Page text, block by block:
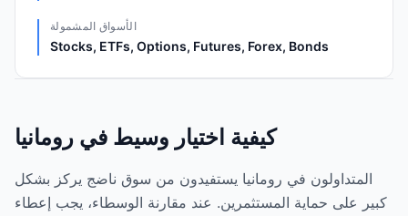
الأسواق المشمولة
Stocks, ETFs, Options, Futures, Forex, Bonds
كيفية اختيار وسيط في رومانيا
المتداولون في رومانيا يستفيدون من سوق ناضج يركز بشكل
كبير على حماية المستثمرين. عند مقارنة الوسطاء، يجب إعطاء